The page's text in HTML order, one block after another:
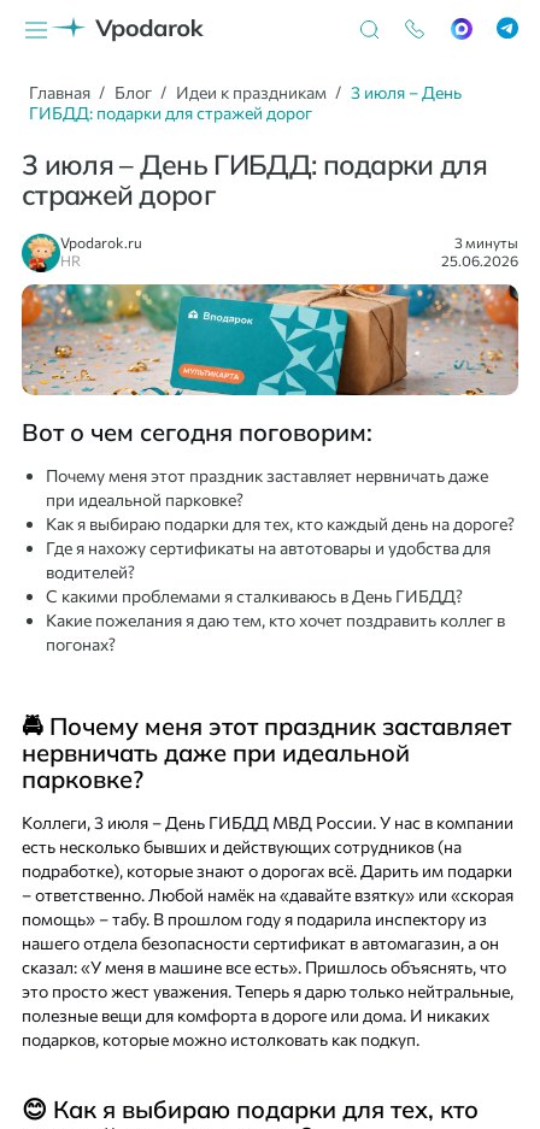
Главная Блог Идеи к праздникам
3 июля – День
ГИБДД: подарки для стражей дорог
3 июля – День ГИБДД: подарки для
стражей дорог
Vpodarok.ru
HR
3 минуты
25.06.2026
Вот о чем сегодня поговорим:
Почему меня этот праздник заставляет нервничать даже
при идеальной парковке?
Как я выбираю подарки для тех, кто каждый день на дороге?
Где я нахожу сертификаты на автотовары и удобства для
водителей?
С какими проблемами я сталкиваюсь в День ГИБДД?
Какие пожелания я даю тем, кто хочет поздравить коллег в
погонах?
🚔 Почему меня этот праздник заставляет
нервничать даже при идеальной
парковке?
Коллеги, 3 июля – День ГИБДД МВД России. У нас в компании
есть несколько бывших и действующих сотрудников (на
подработке), которые знают о дорогах всё. Дарить им подарки
– ответственно. Любой намёк на «давайте взятку» или «скорая
помощь» – табу. В прошлом году я подарила инспектору из
нашего отдела безопасности сертификат в автомагазин, а он
сказал: «У меня в машине все есть». Пришлось объяснять, что
это просто жест уважения. Теперь я дарю только нейтральные,
полезные вещи для комфорта в дороге или дома. И никаких
подарков, которые можно истолковать как подкуп.
😊 Как я выбираю подарки для тех, кто